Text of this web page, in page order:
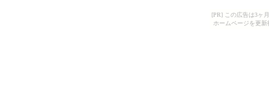
[PR] この広告は3ヶ
ホームページを更